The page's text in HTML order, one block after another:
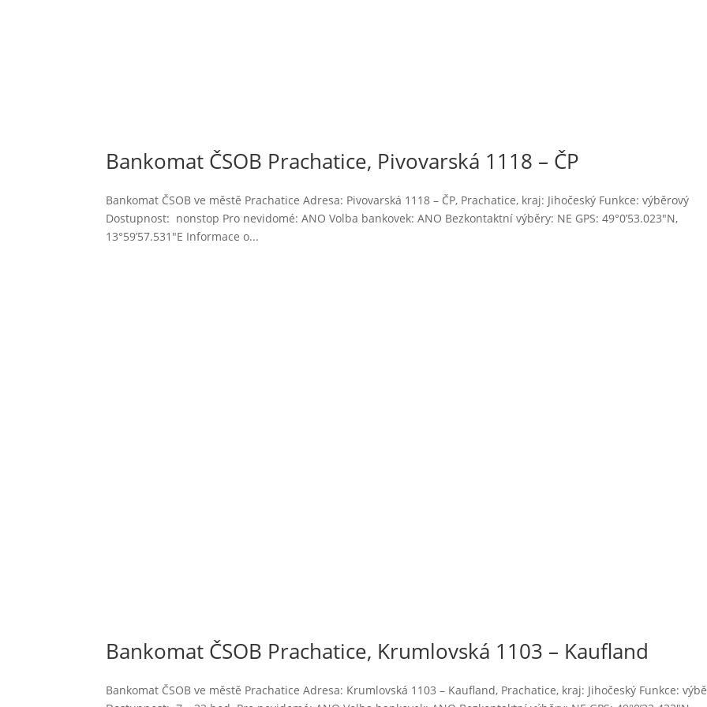
Bankomat ČSOB Prachatice, Pivovarská 1118 – ČP
Bankomat ČSOB ve městě Prachatice Adresa: Pivovarská 1118 – ČP, Prachatice, kraj: Jihočeský Funkce: výběrový
Dostupnost: nonstop Pro nevidomé: ANO Volba bankovek: ANO Bezkontaktní výběry: NE GPS: 49°0’53.023″N,
13°59’57.531″E Informace o...
Bankomat ČSOB Prachatice, Krumlovská 1103 – Kaufland
Bankomat ČSOB ve městě Prachatice Adresa: Krumlovská 1103 – Kaufland, Prachatice, kraj: Jihočeský Funkce: